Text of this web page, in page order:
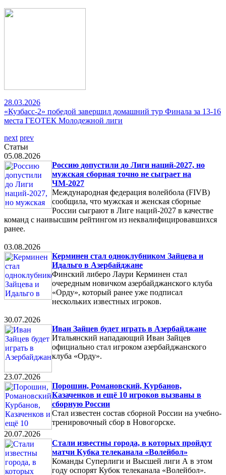
28.03.2026
«Кузбасс-2» победой завершил домашний тур Финала за 13-16
места ГЕОТЕК Молодежной лиги
next prev
Статьи
05.08.2026
Россию допустили до Лиги наций-2027, но
мужская сборная точно не сыграет на
ЧМ-2027
Международная федерация волейбола (FIVB)
сообщила, что мужская и женская сборные
России сыграют в Лиге наций-2027 в качестве
команд с наивысшим рейтингом из неквалифицировавшихся
ранее.
03.08.2026
Керминен стал одноклубником Зайцева и
Идальго в Азербайджане
Финский либеро Лаури Керминен стал
очередным новичком азербайджанского клуба
«Орду», который ранее уже подписал
нескольких известных игроков.
30.07.2026
Иван Зайцев будет играть в Азербайджане
Итальянский нападающий Иван Зайцев
официально стал игроком азербайджанского
клуба «Орду».
23.07.2026
Порошин, Романовский, Курбанов,
Казаченков и ещё 10 игроков вызваны в
сборную России
Стал известен состав сборной России на учебно-
тренировочный сбор в Новогорске.
20.07.2026
Стали известны города, в которых пройдут
матчи Кубка телеканала «Волейбол»
Команды Суперлиги и Высшей лиги А в этом
году оспорят Кубок телеканала «Волейбол».